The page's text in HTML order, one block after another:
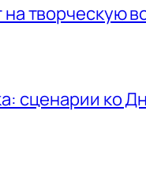
творческую
сценарии ко